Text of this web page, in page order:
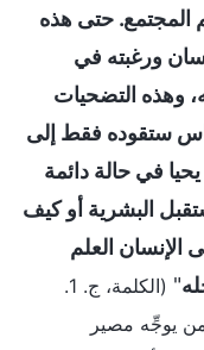
المجتمع. حتى هذه
ورغبته في
وهذه التضحيات
ستقوده فقط إلى
في حالة دائمة
البشرية أو كيف
العلم
"
(الكلمة، ج. 1.
2: الله هو من يوجِّه مصير